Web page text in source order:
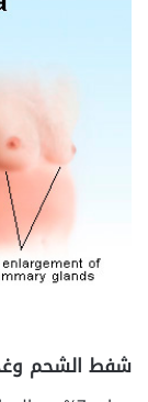
شفط الشحم وغدة